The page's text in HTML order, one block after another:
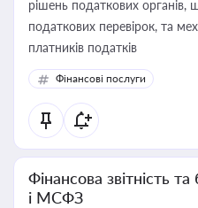
рішень податкових органів,
податкових перевірок, та
платників податків
Фінансові послуги
Фінансова звітність
і МСФЗ